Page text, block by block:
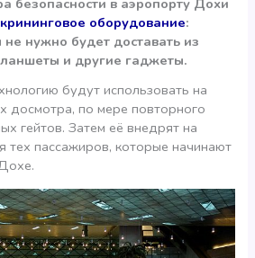
безопасности в аэропорту Дохи
оборудование:
нужно будет доставать из
и другие гаджеты.
будут использовать на
досмотра, по мере повторного
гейтов. Затем её внедрят на
тех пассажиров, которые начинают